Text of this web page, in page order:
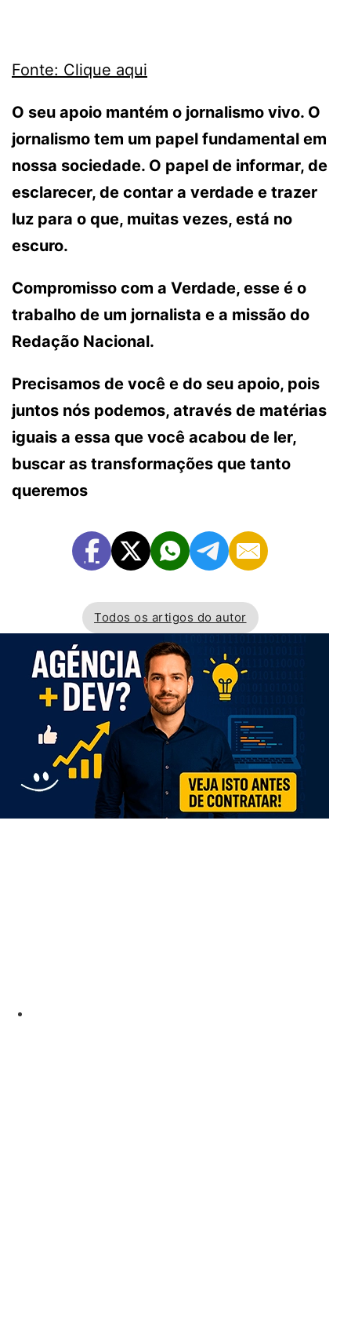
Fonte: Clique aqui
O seu apoio mantém o jornalismo vivo. O
jornalismo tem um papel fundamental em
nossa sociedade. O papel de informar, de
esclarecer, de contar a verdade e trazer
luz para o que, muitas vezes, está no
escuro.
Compromisso com a Verdade, esse é o
trabalho de um jornalista e a missão do
Redação Nacional.
Precisamos de você e do seu apoio, pois
juntos nós podemos, através de matérias
iguais a essa que você acabou de ler,
buscar as transformações que tanto
queremos
Todos os artigos do autor